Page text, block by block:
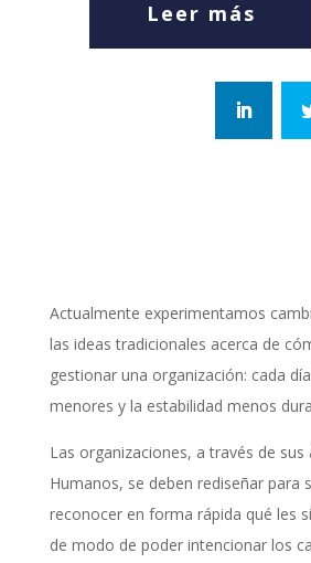
Leer más
Actualmente experimentamos
las ideas tradicionales acerca de
gestionar una organización: cada
menores y la estabilidad menos
Las organizaciones, a través de sus
Humanos, se deben rediseñar para
reconocer en forma rápida qué les
de modo de poder intencionar los